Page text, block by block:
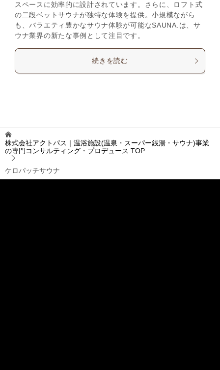
スペースに効率的に設計されています。さらに、ロフト式
の二段ベットサウナが独特な体験を提供。小規模ながら
も、バラエティ豊かなサウナ体験が可能なSAUNA.は、サ
ウナ業界の新たな事例として注目です。
続きを読む
株式会社アクトパス｜温浴施設(温泉・スーパー銭湯・サウナ)事業
の専門コンサルティング・プロデュース TOP
ケロパッチサウナ